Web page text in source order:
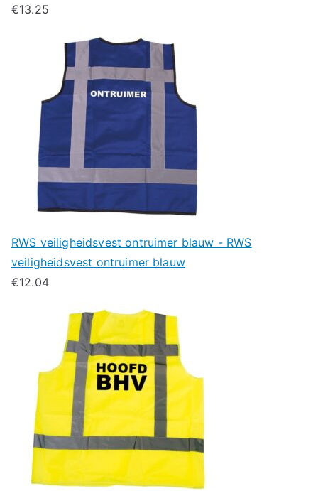
€13.25
RWS veiligheidsvest ontruimer blauw - RWS
veiligheidsvest ontruimer blauw
€12.04